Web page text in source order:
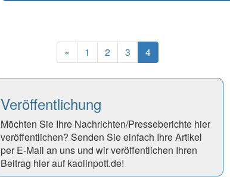
«Previous
1 2 3 4(current)
Veröffentlichung
Möchten Sie Ihre Nachrichten/Presseberichte hier
veröffentlichen? Senden Sie einfach Ihre Artikel
per E-Mail an uns und wir veröffentlichen Ihren
Beitrag hier auf kaolinpott.de!